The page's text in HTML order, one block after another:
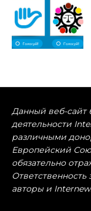
Данный веб-сайт
деятельности
различными
Европейский
обязательно
авторы и